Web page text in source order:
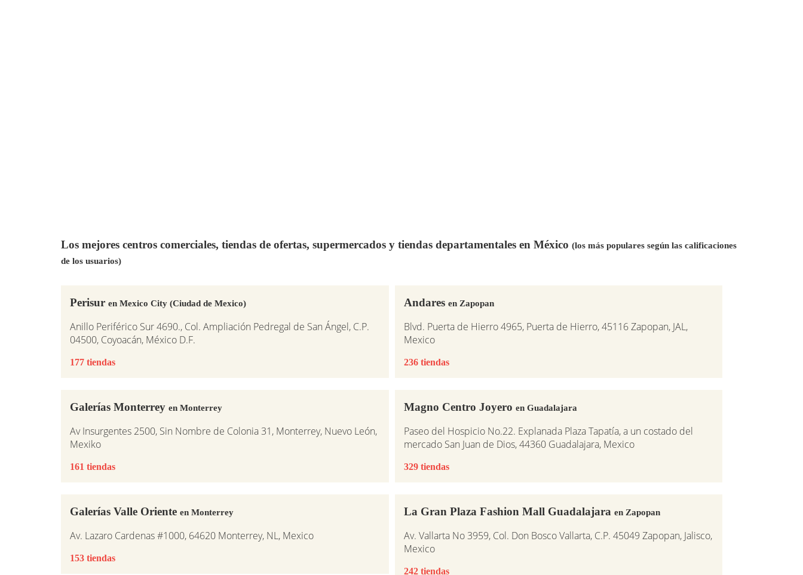
Los mejores centros comerciales, tiendas de ofertas, supermercados y tiendas departamentales en México (los más populares según las calificaciones
de los usuarios)
Perisur en Mexico City (Ciudad de Mexico)
Anillo Periférico Sur 4690., Col. Ampliación Pedregal de San Ángel, C.P.
04500, Coyoacán, México D.F.
177 tiendas
Andares en Zapopan
Blvd. Puerta de Hierro 4965, Puerta de Hierro, 45116 Zapopan, JAL,
Mexico
236 tiendas
Galerías Monterrey en Monterrey
Av Insurgentes 2500, Sin Nombre de Colonia 31, Monterrey, Nuevo León,
Mexiko
161 tiendas
Magno Centro Joyero en Guadalajara
Paseo del Hospicio No.22. Explanada Plaza Tapatía, a un costado del
mercado San Juan de Dios, 44360 Guadalajara, Mexico
329 tiendas
Galerías Valle Oriente en Monterrey
Av. Lazaro Cardenas #1000, 64620 Monterrey, NL, Mexico
153 tiendas
La Gran Plaza Fashion Mall Guadalajara en Zapopan
Av. Vallarta No 3959, Col. Don Bosco Vallarta, C.P. 45049 Zapopan, Jalisco,
Mexico
242 tiendas